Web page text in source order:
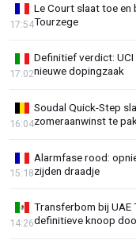
Le Court slaat toe en
Tourzege
17:54
Definitief verdict:
nieuwe dopingzaak
17:02
Soudal Quick-Step
zomeraanwinst te
16:04
Alarmfase rood:
zijden draadje
15:18
Transferbom bij UAE
definitieve knoop
14:26